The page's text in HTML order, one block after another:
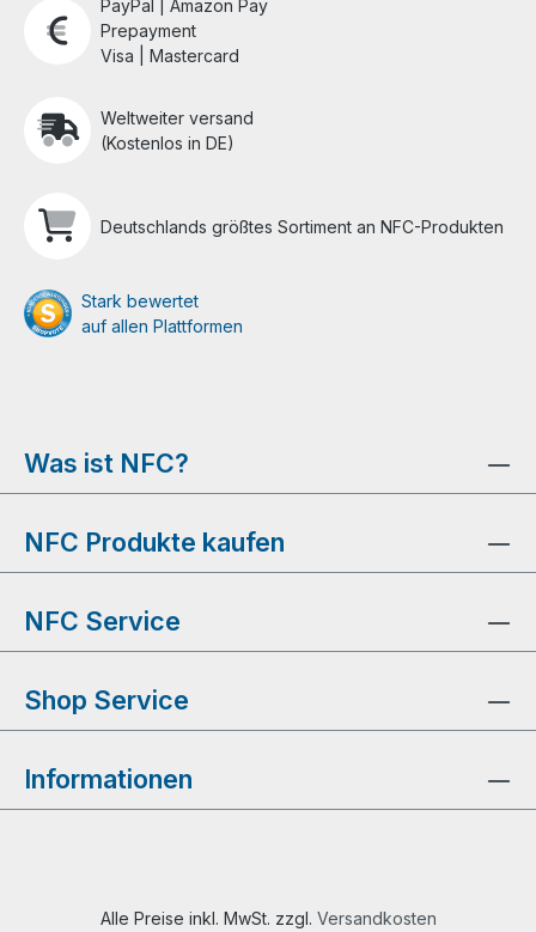
PayPal | Amazon Pay
Prepayment
Visa | Mastercard
Weltweiter versand
(Kostenlos in DE)
Deutschlands größtes Sortiment an NFC-Produkten
Stark bewertet
auf allen Plattformen
Was ist NFC?
NFC Produkte kaufen
NFC Service
Shop Service
Informationen
Alle Preise inkl. MwSt. zzgl. Versandkosten